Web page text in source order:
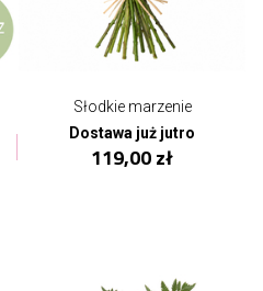
Słodkie marzenie
Dostawa już jutro
119,00 zł